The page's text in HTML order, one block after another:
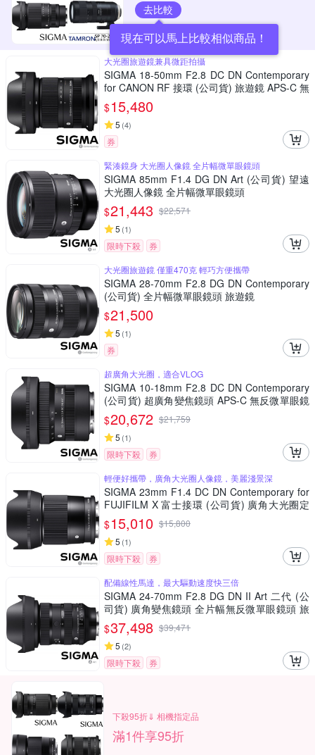
去比較
現在可以馬上比較相似商品！
大光圈旅遊鏡兼具微距拍攝
SIGMA 18-50mm F2.8 DC DN Contemporary
for CANON RF 接環 (公司貨) 旅遊鏡 APS-C 無
反微單眼專用鏡頭
$15,480
5 (4)
券
緊湊鏡身 大光圈人像鏡 全片幅微單眼鏡頭
SIGMA 85mm F1.4 DG DN Art (公司貨) 望遠
大光圈人像鏡 全片幅微單眼鏡頭
$21,443 $22,571
5 (1)
限時下殺
券
大光圈旅遊鏡 僅重470克 輕巧方便攜帶
SIGMA 28-70mm F2.8 DG DN Contemporary
(公司貨) 全片幅微單眼鏡頭 旅遊鏡
$21,500
5 (1)
券
超廣角大光圈，適合VLOG
SIGMA 10-18mm F2.8 DC DN Contemporary
(公司貨) 超廣角變焦鏡頭 APS-C 無反微單眼鏡
頭
$20,672 $21,759
5 (1)
限時下殺
券
輕便好攜帶，廣角大光圈人像鏡，美麗淺景深
SIGMA 23mm F1.4 DC DN Contemporary for
FUJIFILM X 富士接環 (公司貨) 廣角大光圈定
焦鏡 人像鏡 APS-C 無反微單眼專用鏡頭
$15,010 $15,800
5 (1)
限時下殺
券
配備線性馬達，最大驅動速度快三倍
SIGMA 24-70mm F2.8 DG DN II Art 二代 (公
司貨) 廣角變焦鏡頭 全片幅無反微單眼鏡頭 旅
遊鏡 大三元
$37,498 $39,471
5 (2)
限時下殺 券
下殺95折⇓ 相機指定品
滿1件享95折